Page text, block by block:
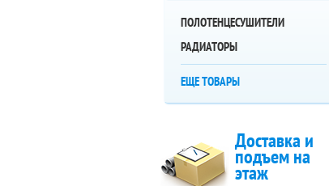
ПОЛОТЕНЦЕСУШИТЕЛИ
РАДИАТОРЫ
ЕЩЕ ТОВАРЫ
Доставка и
подъем на
этаж